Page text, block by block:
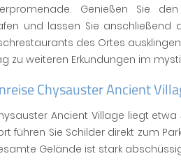
Genießen Sie
und lassen Sie anschließend
des Ortes
zu weiteren Erkundungen im
Chysauster Ancient
Ancient Village liegt etwa
führen Sie Schilder direkt zum
Gelände ist stark